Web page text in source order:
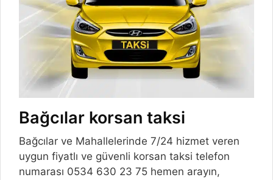
Bağcılar korsan taksi
Bağcılar ve Mahallelerinde 7/24 hizmet veren
uygun fiyatlı ve güvenli korsan taksi telefon
numarası 0534 630 23 75 hemen arayın,